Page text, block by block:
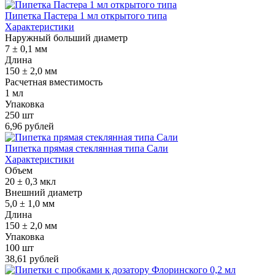
Пипетка Пастера 1 мл открытого типа
Характеристики
Наружный больший диаметр
7 ± 0,1 мм
Длина
150 ± 2,0 мм
Расчетная вместимость
1 мл
Упаковка
250 шт
6,96 рублей
Пипетка прямая стеклянная типа Сали
Характеристики
Объем
20 ± 0,3 мкл
Внешний диаметр
5,0 ± 1,0 мм
Длина
150 ± 2,0 мм
Упаковка
100 шт
38,61 рублей